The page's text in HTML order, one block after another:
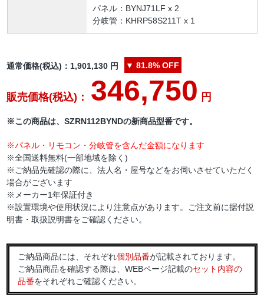
パネル：BYNJ71LF x 2
分岐管：KHRP58S211T x 1
通常価格(税込)：1,901,130 円 ▼ 81.8% OFF
販売価格(税込)： 346,750 円
※この商品は、SZRN112BYNDの新商品型番です。
※パネル・リモコン・分岐管を含んだ金額になります
※全国送料無料(一部地域を除く)
※ご納品先確認の際に、法人名・屋号などをお伺いさせていただく
場合がございます
※メーカー1年保証付き
※設置環境や使用状況により注意点があります。ご注文前に据付説
明書・取扱説明書をご確認ください。
ご納品商品には、それぞれ個別品番が記載されております。
ご納品商品を確認する際は、WEBページ記載のセット内容の
品番をそれぞれご確認ください。